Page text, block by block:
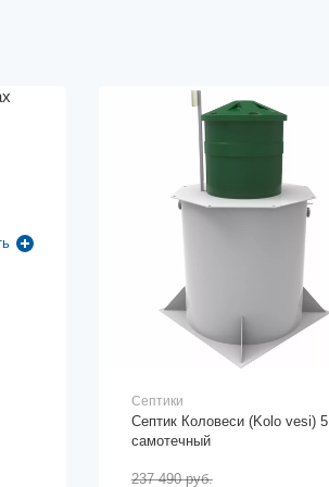
Септики
Септик Коловеси (Kolo vesi) 5
самотечный
237 490 руб.